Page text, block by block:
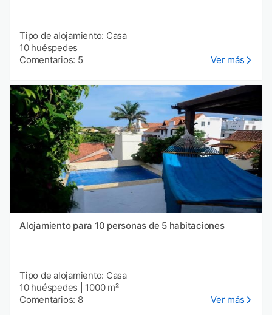
Tipo de alojamiento: Casa
10 huéspedes
Comentarios: 5
Ver más
Alojamiento para 10 personas de 5 habitaciones
Tipo de alojamiento: Casa
10 huéspedes
1000 m²
Comentarios: 8
Ver más